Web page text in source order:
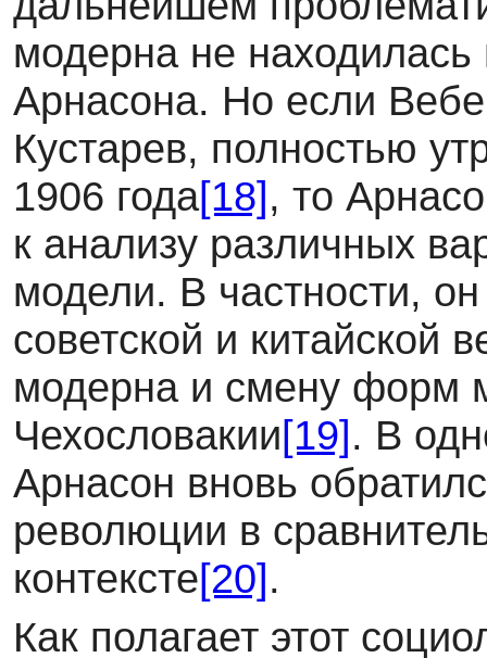
модерна не
Арнасона. Но если
Кустарев, полностью
1906 года[18], то
к анализу различных
модели. В частности,
советской и китайской
модерна и смену форм
Чехословакии[19]. В
Арнасон вновь
революции в
контексте[20].
Как полагает этот